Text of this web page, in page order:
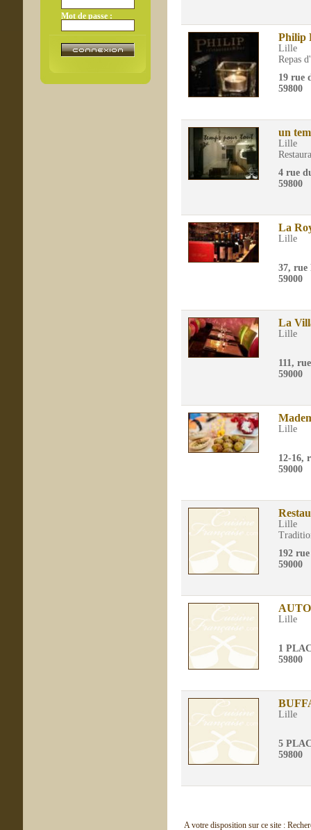
Mot de passe :
Philip
Lille
Repas
19 rue
59800
un
Lille
4 rue
59800
La
Lille
37, rue
59000
La
Lille
111,
59000
Lille
12-16,
59000
Lille
192
59000
Lille
1
59800
Lille
5
59800
A votre disposition sur ce site :